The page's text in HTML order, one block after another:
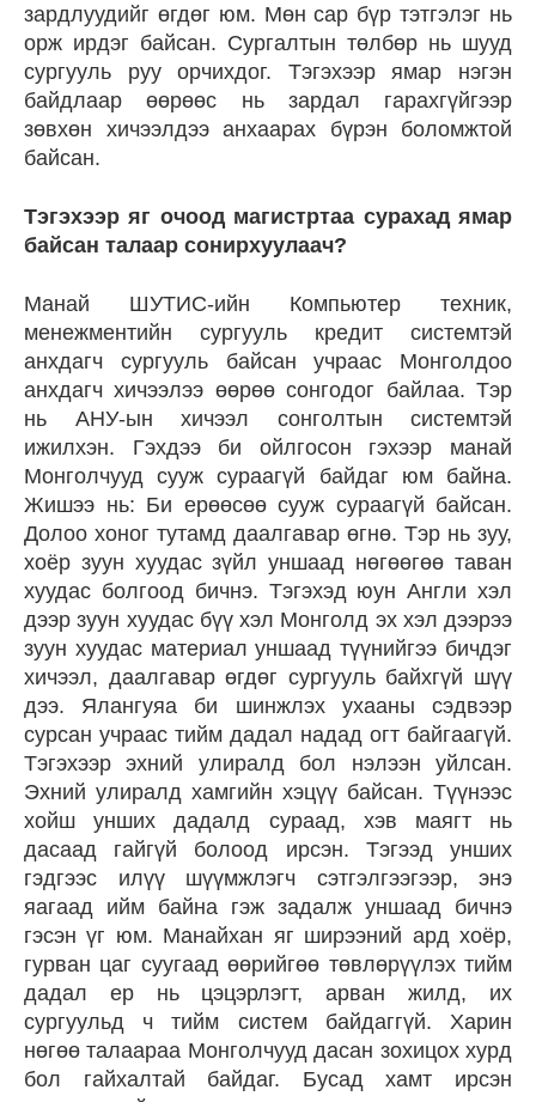
зардлуудийг өгдөг юм. Мөн сар бүр тэтгэлэг нь
орж ирдэг байсан. Сургалтын төлбөр нь шууд
сургууль руу орчихдог. Тэгэхээр ямар нэгэн
байдлаар өөрөөс нь зардал гарахгүйгээр
зөвхөн хичээлдээ анхаарах бүрэн боломжтой
байсан.
Тэгэхээр яг очоод магистртаа сурахад ямар
байсан талаар сонирхуулаач?
Манай ШУТИС-ийн Компьютер техник,
менежментийн сургууль кредит системтэй
анхдагч сургууль байсан учраас Монголдоо
анхдагч хичээлээ өөрөө сонгодог байлаа. Тэр
нь АНУ-ын хичээл сонголтын системтэй
ижилхэн. Гэхдээ би ойлгосон гэхээр манай
Монголчууд сууж сураагүй байдаг юм байна.
Жишээ нь: Би ерөөсөө сууж сураагүй байсан.
Долоо хоног тутамд даалгавар өгнө. Тэр нь зуу,
хоёр зуун хуудас зүйл уншаад нөгөөгөө таван
хуудас болгоод бичнэ. Тэгэхэд юун Англи хэл
дээр зуун хуудас бүү хэл Монголд эх хэл дээрээ
зуун хуудас материал уншаад түүнийгээ бичдэг
хичээл, даалгавар өгдөг сургууль байхгүй шүү
дээ. Ялангуяа би шинжлэх ухааны сэдвээр
сурсан учраас тийм дадал надад огт байгаагүй.
Тэгэхээр эхний улиралд бол нэлээн уйлсан.
Эхний улиралд хамгийн хэцүү байсан. Түүнээс
хойш унших дадалд сураад, хэв маягт нь
дасаад гайгүй болоод ирсэн. Тэгээд унших
гэдгээс илүү шүүмжлэгч сэтгэлгээгээр, энэ
яагаад ийм байна гэж задалж уншаад бичнэ
гэсэн үг юм. Манайхан яг ширээний ард хоёр,
гурван цаг суугаад өөрийгөө төвлөрүүлэх тийм
дадал ер нь цэцэрлэгт, арван жилд, их
сургуульд ч тийм систем байдаггүй. Харин
нөгөө талаараа Монголчууд дасан зохицох хурд
бол гайхалтай байдаг. Бусад хамт ирсэн